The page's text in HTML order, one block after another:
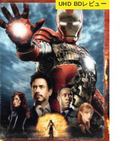
UHD BDレビュー